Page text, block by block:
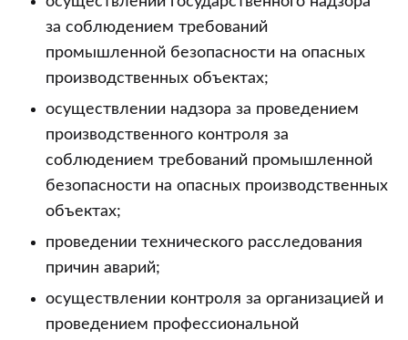
за соблюдением требований
промышленной безопасности на опасных
производственных объектах;
осуществлении надзора за проведением
производственного контроля за
соблюдением требований промышленной
безопасности на опасных производственных
объектах;
проведении технического расследования
причин аварий;
осуществлении контроля за организацией и
проведением профессиональной